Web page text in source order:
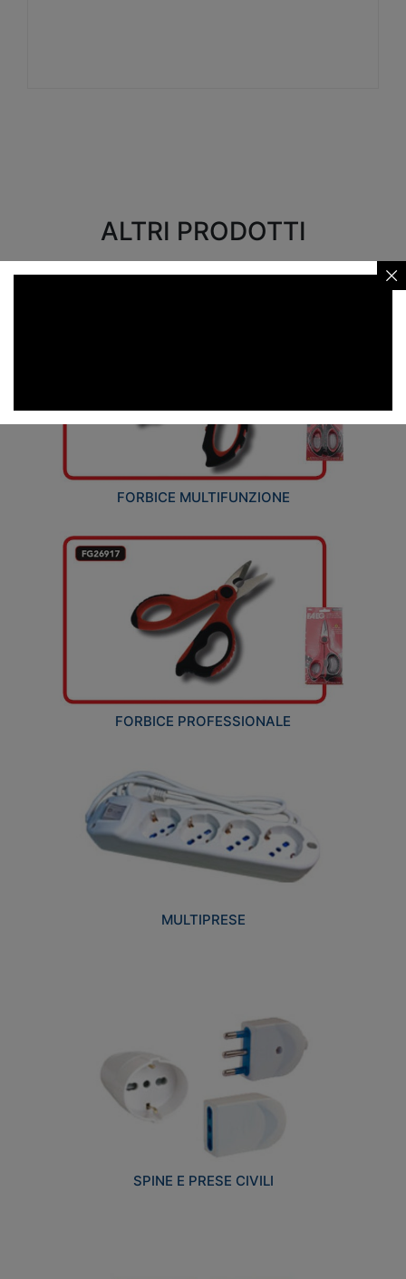
ALTRI PRODOTTI
FORBICE MULTIFUNZIONE
FORBICE PROFESSIONALE
MULTIPRESE
SPINE E PRESE CIVILI